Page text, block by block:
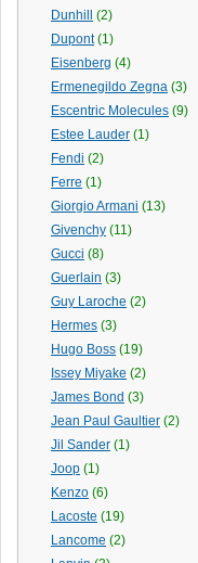
Dunhill
(2)
Dupont (1)
Eisenberg (4)
Ermenegildo Zegna (3)
Escentric Molecules (9)
Estee Lauder (1)
Fendi (2)
Ferre (1)
Giorgio Armani (13)
Givenchy (11)
Gucci (8)
Guerlain (3)
Guy Laroche (2)
Hermes (3)
Hugo Boss (19)
Issey Miyake (2)
James Bond (3)
Jean Paul Gaultier (2)
Jil Sander (1)
Joop (1)
Kenzo (6)
Lacoste (19)
Lancome (2)